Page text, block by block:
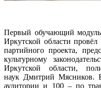
Первый обучающий
Иркутской области
партийного проекта,
культурному
Иркутской области,
наук Дмитрий Мясников.
аудитории и 100 – по